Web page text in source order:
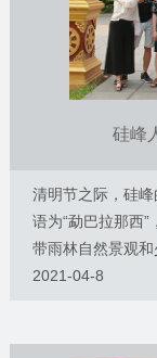
跟时代步伐，勇
硅峰
清明节之际，硅
语为“勐巴拉那西
带雨林自然景观
疆的一颗璀璨明
2021-04-8